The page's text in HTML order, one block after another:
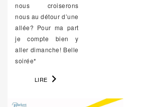
nous croiserons
nous au détour d’une
allée? Pour ma part
je compte bien y
aller dimanche! Belle
soirée*
LIRE